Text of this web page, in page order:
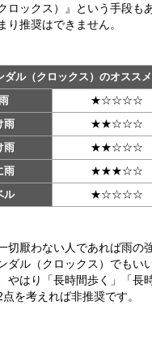
ロックス）』という手段も
り推奨はできません。
ダル（クロックス）のオスス
★☆☆☆☆
雨
★★☆☆☆
雨
★★☆☆☆
雨
★★★☆☆
ル
★☆☆☆☆
切厭わない人であれば雨の
ダル（クロックス）でもい
やはり「長時間歩く」「長
を考えれば非推奨です。